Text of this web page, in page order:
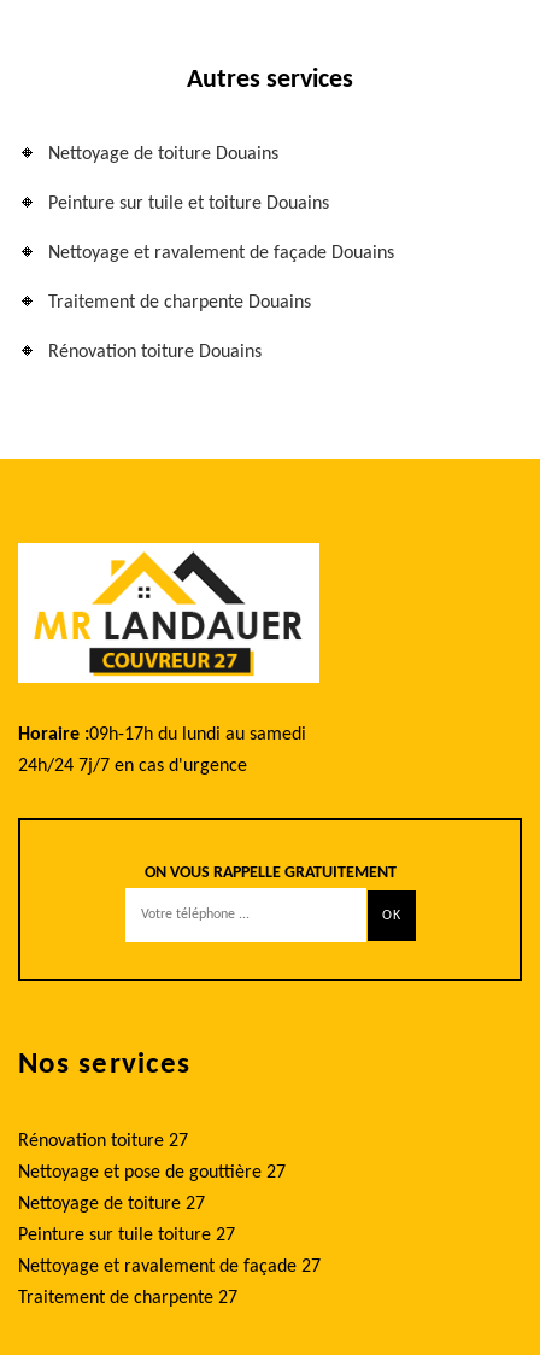
Autres services
Nettoyage de toiture Douains
Peinture sur tuile et toiture Douains
Nettoyage et ravalement de façade Douains
Traitement de charpente Douains
Rénovation toiture Douains
Horaire :09h-17h du lundi au samedi
24h/24 7j/7 en cas d'urgence
ON VOUS RAPPELLE GRATUITEMENT
Nos services
Rénovation toiture 27
Nettoyage et pose de gouttière 27
Nettoyage de toiture 27
Peinture sur tuile toiture 27
Nettoyage et ravalement de façade 27
Traitement de charpente 27